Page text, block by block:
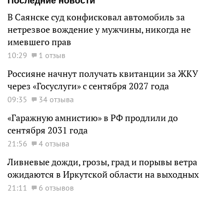
В Саянске суд конфисковал автомобиль за
нетрезвое вождение у мужчины, никогда не
имевшего прав
10:29 1 отзыв
Россияне начнут получать квитанции за ЖКУ
через «Госуслуги» с сентября 2027 года
09:35 34 отзыва
«Гаражную амнистию» в РФ продлили до
сентября 2031 года
21:56 4 отзыва
Ливневые дожди, грозы, град и порывы ветра
ожидаются в Иркутской области на выходных
21:11
6 отзывов